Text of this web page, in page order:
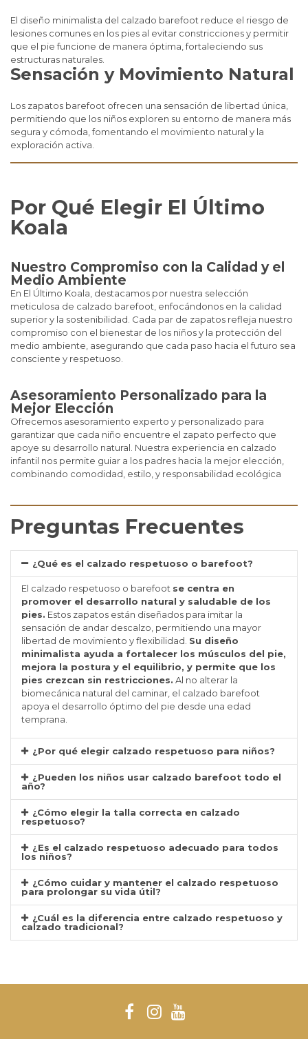
El diseño minimalista del calzado barefoot reduce el riesgo de
lesiones comunes en los pies al evitar constricciones y permitir
que el pie funcione de manera óptima, fortaleciendo sus
estructuras naturales.
Sensación y Movimiento Natural
Los zapatos barefoot ofrecen una sensación de libertad única,
permitiendo que los niños exploren su entorno de manera más
segura y cómoda, fomentando el movimiento natural y la
exploración activa.
Por Qué Elegir El Último
Koala
Nuestro Compromiso con la Calidad y el
Medio Ambiente
En El Último Koala, destacamos por nuestra selección
meticulosa de calzado barefoot, enfocándonos en la calidad
superior y la sostenibilidad. Cada par de zapatos refleja nuestro
compromiso con el bienestar de los niños y la protección del
medio ambiente, asegurando que cada paso hacia el futuro sea
consciente y respetuoso.
Asesoramiento Personalizado para la
Mejor Elección
Ofrecemos asesoramiento experto y personalizado para
garantizar que cada niño encuentre el zapato perfecto que
apoye su desarrollo natural. Nuestra experiencia en calzado
infantil nos permite guiar a los padres hacia la mejor elección,
combinando comodidad, estilo, y responsabilidad ecológica
Preguntas Frecuentes
¿Qué es el calzado respetuoso o barefoot?
El calzado respetuoso o barefoot se centra en
promover el desarrollo natural y saludable de los
pies. Estos zapatos están diseñados para imitar la
sensación de andar descalzo, permitiendo una mayor
libertad de movimiento y flexibilidad. Su diseño
minimalista ayuda a fortalecer los músculos del pie,
mejora la postura y el equilibrio, y permite que los
pies crezcan sin restricciones. Al no alterar la
biomecánica natural del caminar, el calzado barefoot
apoya el desarrollo óptimo del pie desde una edad
temprana.
¿Por qué elegir calzado respetuoso para niños?
¿Pueden los niños usar calzado barefoot todo el
año?
¿Cómo elegir la talla correcta en calzado
respetuoso?
¿Es el calzado respetuoso adecuado para todos
los niños?
¿Cómo cuidar y mantener el calzado respetuoso
para prolongar su vida útil?
¿Cuál es la diferencia entre calzado respetuoso y
calzado tradicional?